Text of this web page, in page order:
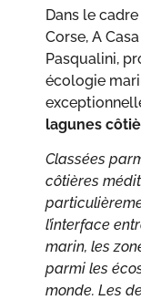
Dans le
Corse, A
Pasqualini,
écologie
lagunes
Classées
côtières
l’interface
marin, les
parmi les
monde. Les